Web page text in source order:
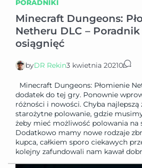
PORADNIKI
Minecraft Dungeons:
Netheru DLC –
osiągnięć
byDR Rekin3 kwietnia 20210
Minecraft Dungeons: Płomienie
dodatek do tej gry. Ponownie
różności i nowości. Chyba najlepszą
starożytne polowanie, gdzie
żeby mieć możliwość polowania na
Dodatkowo mamy nowe rodzaje
kupca, całkiem sporo ciekawych
kolejny zafundowali nam kawał